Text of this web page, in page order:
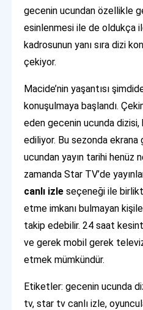
gecenin ucundan özellikle
esinlenmesi ile de oldukça
kadrosunun yanı sıra dizi
çekiyor.
Macide’nin yaşantısı
konuşulmaya başlandı.
eden gecenin ucunda
ediliyor. Bu sezonda
ucundan yayın tarihi henüz
zamanda Star TV’de
canlı izleseçeneği ile
etme imkanı bulmayan
takip edebilir. 24 saat
ve gerek mobil gerek
etmek mümkündür.
Etiketler: gecenin ucunda
tv, star tv canlı izle,